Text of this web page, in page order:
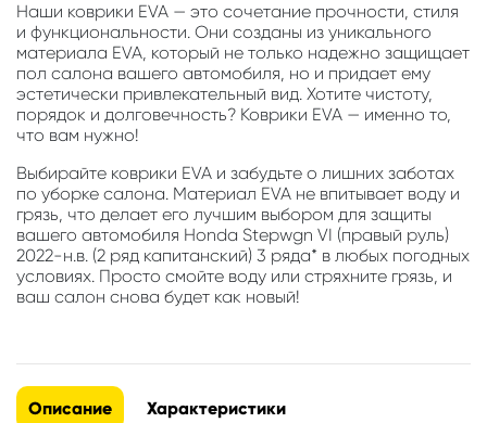
Наши коврики EVA — это сочетание прочности, стиля
и функциональности. Они созданы из уникального
материала EVA, который не только надежно защищает
пол салона вашего автомобиля, но и придает ему
эстетически привлекательный вид. Хотите чистоту,
порядок и долговечность? Коврики EVA — именно то,
что вам нужно!
Выбирайте коврики EVA и забудьте о лишних заботах
по уборке салона. Материал EVA не впитывает воду и
грязь, что делает его лучшим выбором для защиты
вашего автомобиля Honda Stepwgn VI (правый руль)
2022-н.в. (2 ряд капитанский) 3 ряда* в любых погодных
условиях. Просто смойте воду или стряхните грязь, и
ваш салон снова будет как новый!
Описание Характеристики